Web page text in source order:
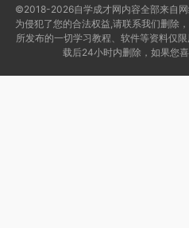
©2018-2026自学成才网内容全部来自
为侵犯了您的合法权益,请联系我们删除
所发布的一切学习教程、软件等资料仅
载后24小时内删除，如果您